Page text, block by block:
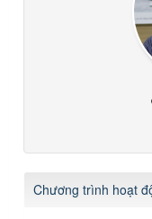
Chương trình hoạt